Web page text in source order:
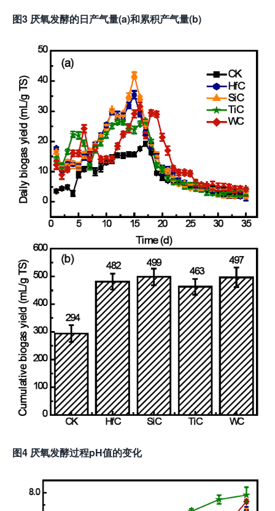
图3 厌氧发酵的日产气量(a)和累积产气量(b)
图4 厌氧发酵过程pH值的变化